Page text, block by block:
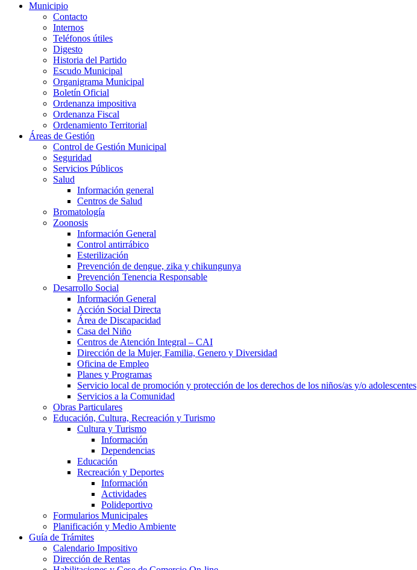
Municipio
Contacto
Internos
Teléfonos útiles
Digesto
Historia del Partido
Escudo Municipal
Organigrama Municipal
Boletín Oficial
Ordenanza impositiva
Ordenanza Fiscal
Ordenamiento Territorial
Áreas de Gestión
Control de Gestión Municipal
Seguridad
Servicios Públicos
Salud
Información general
Centros de Salud
Bromatología
Zoonosis
Información General
Control antirrábico
Esterilización
Prevención de dengue, zika y chikungunya
Prevención Tenencia Responsable
Desarrollo Social
Información General
Acción Social Directa
Área de Discapacidad
Casa del Niño
Centros de Atención Integral – CAI
Dirección de la Mujer, Familia, Genero y Diversidad
Oficina de Empleo
Planes y Programas
Servicio local de promoción y protección de los derechos de los niños/as y/o adolescentes
Servicios a la Comunidad
Obras Particulares
Educación, Cultura, Recreación y Turismo
Cultura y Turismo
Información
Dependencias
Educación
Recreación y Deportes
Información
Actividades
Polideportivo
Formularios Municipales
Planificación y Medio Ambiente
Guía de Trámites
Calendario Impositivo
Dirección de Rentas